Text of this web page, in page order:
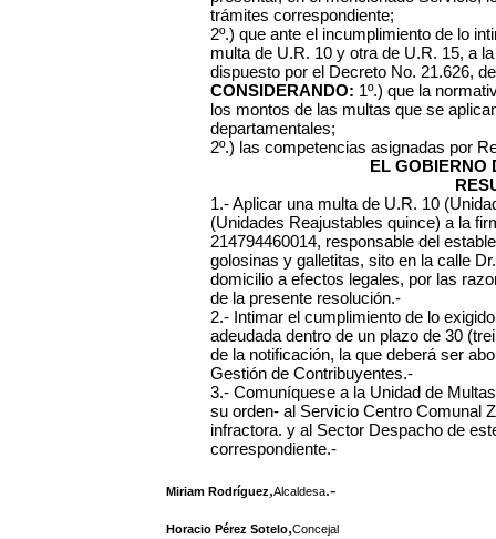
trámites correspondiente;
2º.) que ante el incumplimiento de lo
multa de U.R. 10 y otra de U.R. 15, a
dispuesto por el Decreto No. 21.626,
CONSIDERANDO: 1º.) que la
los montos de las multas que se
departamentales;
2º.) las competencias asignadas por
EL GOBIERNO
1.- Aplicar una multa de U.R. 10
(Unidades Reajustables quince) a la
214794460014, responsable del
golosinas y galletitas, sito en la calle
domicilio a efectos legales, por las
de la presente resolución.-
2.- Intimar el cumplimiento de lo
adeudada dentro de un plazo de 30
de la notificación, la que deberá ser
Gestión de Contribuyentes.-
3.- Comuníquese a la Unidad de
su orden- al Servicio Centro Comunal
infractora. y al Sector Despacho de
correspondiente.-
Miriam Rodríguez,Alcaldesa.-
Horacio Pérez Sotelo,Concejal